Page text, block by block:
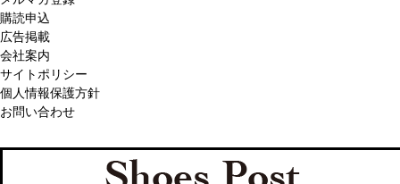
購読申込
広告掲載
会社案内
サイトポリシー
個人情報保護方針
お問い合わせ